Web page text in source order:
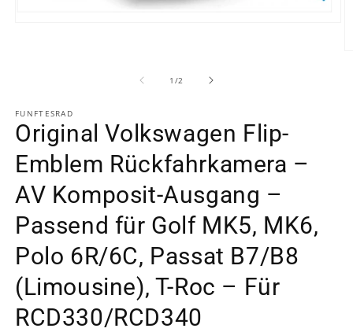
1 /von
2
FUNFTESRAD
Original Volkswagen Flip-
Emblem Rückfahrkamera –
AV Komposit-Ausgang –
Passend für Golf MK5, MK6,
Polo 6R/6C, Passat B7/B8
(Limousine), T-Roc – Für
RCD330/RCD340